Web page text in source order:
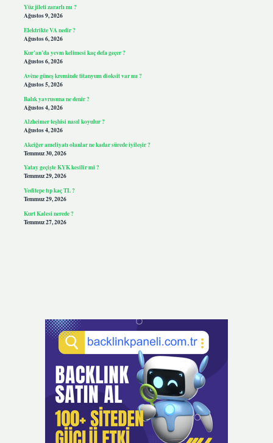
Yüz jileti zararlı mı ?
Ağustos 9, 2026
Elektrikte VA nedir ?
Ağustos 6, 2026
Kur’an’da yevm kelimesi kaç defa geçer ?
Ağustos 6, 2026
Avène güneş kreminde titanyum dioksit var mı ?
Ağustos 5, 2026
Balık yavrusuna ne denir ?
Ağustos 4, 2026
Alzheimer teşhisi nasıl koyulur ?
Ağustos 4, 2026
Akciğer ameliyatı olanlar ne kadar sürede iyileşir ?
Temmuz 30, 2026
Yatay geçişte KYK kesilir mi ?
Temmuz 29, 2026
Yeditepe tıp kaç TL ?
Temmuz 29, 2026
Kurt Kalesi nerede ?
Temmuz 27, 2026